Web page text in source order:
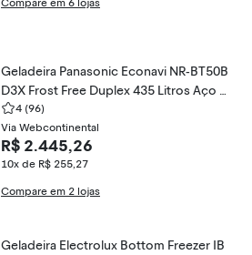
Compare em 6 lojas
Geladeira Panasonic Econavi NR-BT50B
D3X Frost Free Duplex 435 Litros Aço E
scovado
4 (96)
Via Webcontinental
R$ 2.445,26
10x de R$ 255,27
Compare em 2 lojas
Geladeira Electrolux Bottom Freezer IB